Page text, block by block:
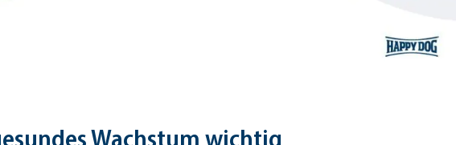
Wachstum wichtig